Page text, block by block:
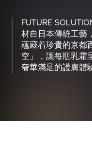
FUTURE
材自日本傳統工藝
蘊藏着珍貴的京都
空」，讓每瓶乳霜
奢華滿足的護膚體